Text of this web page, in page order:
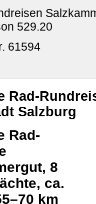
529.20
61594
Rad-
Salzburg
Rad-
8
ca.
km